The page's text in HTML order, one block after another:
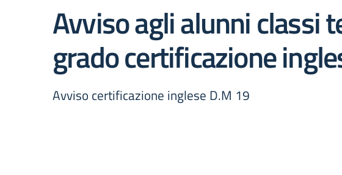
Avviso agli alunni classi
grado certificazione
Avviso certificazione inglese D.M 19